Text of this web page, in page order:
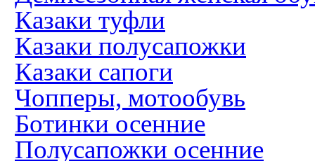
Казаки туфли
Казаки полусапожки
Казаки сапоги
Чопперы, мотообувь
Ботинки осенние
Полусапожки осенние